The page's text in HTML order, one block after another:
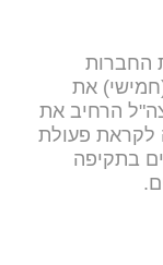
החברות
את
הרחיב את
לקראת פעולת
בתקיפה